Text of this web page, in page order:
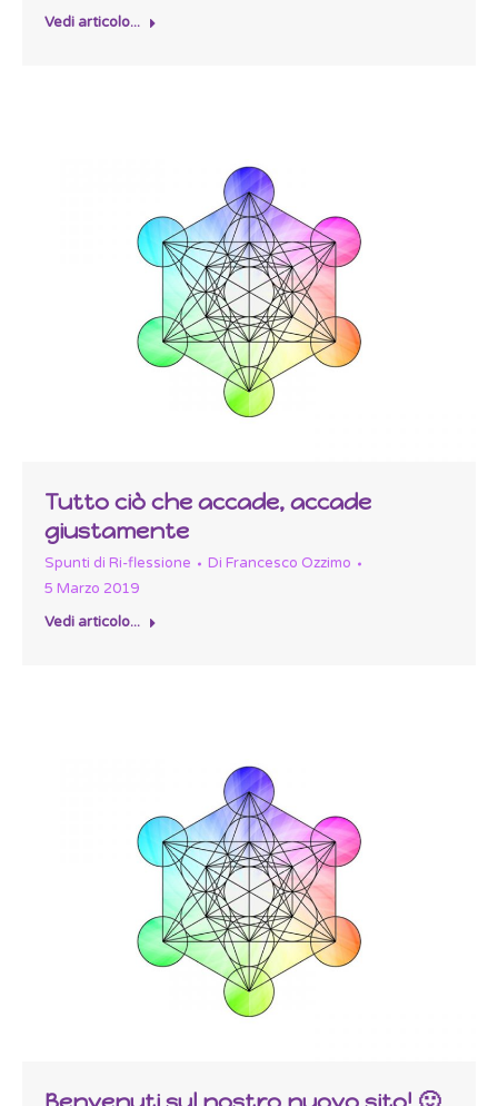
Vedi articolo...
Tutto ciò che accade, accade
giustamente
Spunti di Ri-flessione Di Francesco Ozzimo
5 Marzo 2019
Vedi articolo...